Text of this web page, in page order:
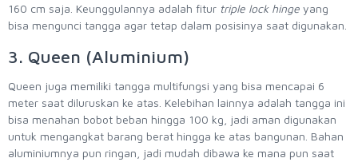
160 cm saja. Keunggulannya adalah fitur triple lock hinge yang
bisa mengunci tangga agar tetap dalam posisinya saat digunakan.
3. Queen (Aluminium)
Queen juga memiliki tangga multifungsi yang bisa mencapai 6
meter saat diluruskan ke atas. Kelebihan lainnya adalah tangga ini
bisa menahan bobot beban hingga 100 kg, jadi aman digunakan
untuk mengangkat barang berat hingga ke atas bangunan. Bahan
aluminiumnya pun ringan, jadi mudah dibawa ke mana pun saat